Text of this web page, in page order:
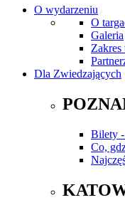
O wydarzeniu
O
Galeria
Zakres
Dla Zwiedzających
Bilety
Co,